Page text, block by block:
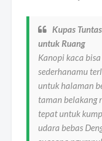
Kupas
untuk Ruang
Kanopi kaca
sederhanamu
untuk halaman
taman belakang
tepat untuk
udara bebas